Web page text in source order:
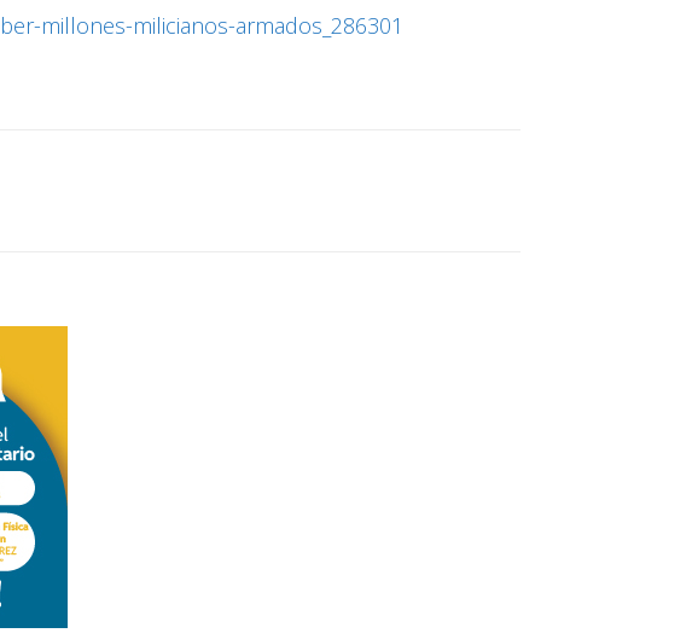
millones-milicianos-armados_286301